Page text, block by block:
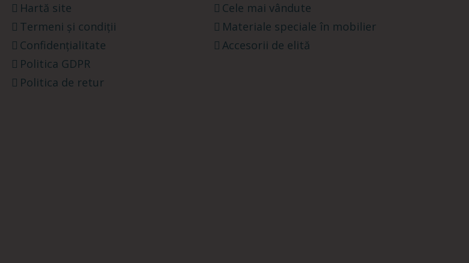
Hartă site
Termeni și condiții
Confidențialitate
Politica GDPR
Politica de retur
Cele mai vândute
Materiale speciale în mobilier
Accesorii de elită